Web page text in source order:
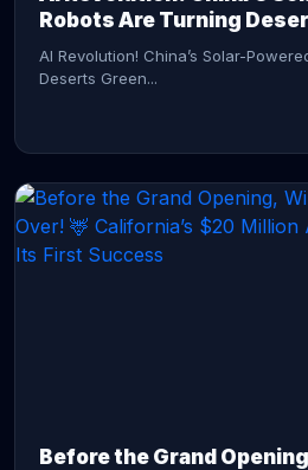
Robots Are Turning
AI Revolution! China’s Solar-
Deserts Green...
Before the Grand